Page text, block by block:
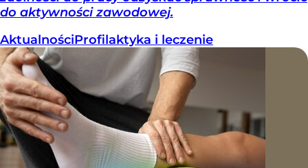
do aktywności zawodowej.
AktualnościProfilaktyka i leczenie